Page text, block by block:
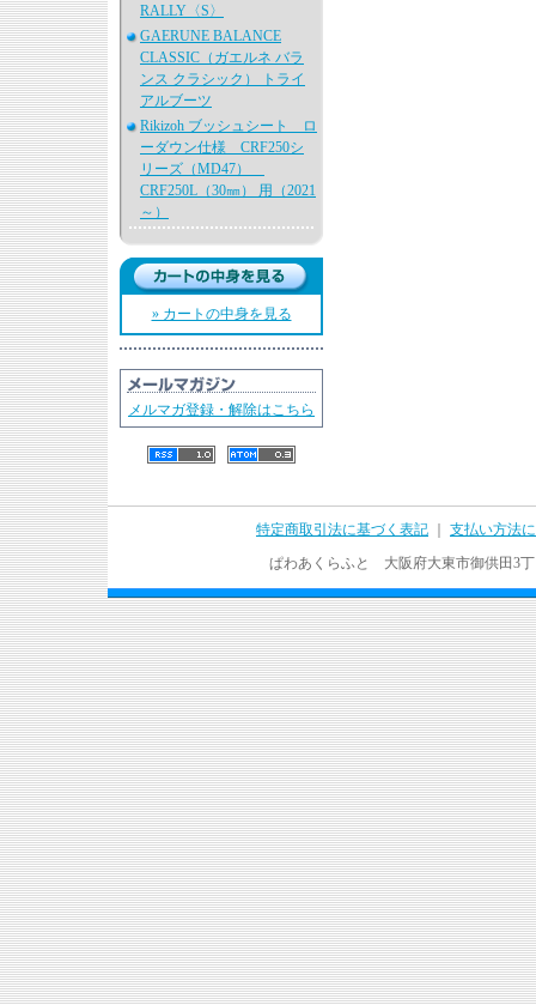
RALLY〈S〉
GAERUNE BALANCE
CLASSIC（ガエルネ バラ
ンス クラシック） トライ
アルブーツ
Rikizoh ブッシュシート ロ
ーダウン仕様 CRF250シ
リーズ（MD47）
CRF250L（30㎜） 用（2021
～）
» カートの中身を見る
メルマガ登録・解除はこちら
特定商取引法に基づく表記
支払い方法
ぱわあくらふと 大阪府大東市御供田3